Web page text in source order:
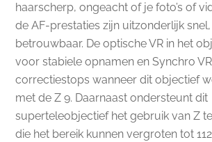
haarscherp, ongeacht of je foto’s of
de AF-prestaties zijn uitzonderlijk
betrouwbaar. De optische VR in het
voor stabiele opnamen en Synchro
correctiestops wanneer dit objectief
met de Z 9. Daarnaast ondersteunt dit
superteleobjectief het gebruik van Z
die het bereik kunnen vergroten tot